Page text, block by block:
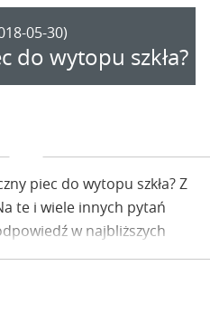
05-30)
do wytopu szkła?
piec do wytopu szkła? Z
te i wiele innych pytań
w najbliższych